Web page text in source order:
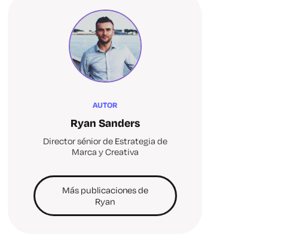
AUTOR
Ryan Sanders
Director sénior de Estrategia de
Marca y Creativa
Más publicaciones de
Ryan